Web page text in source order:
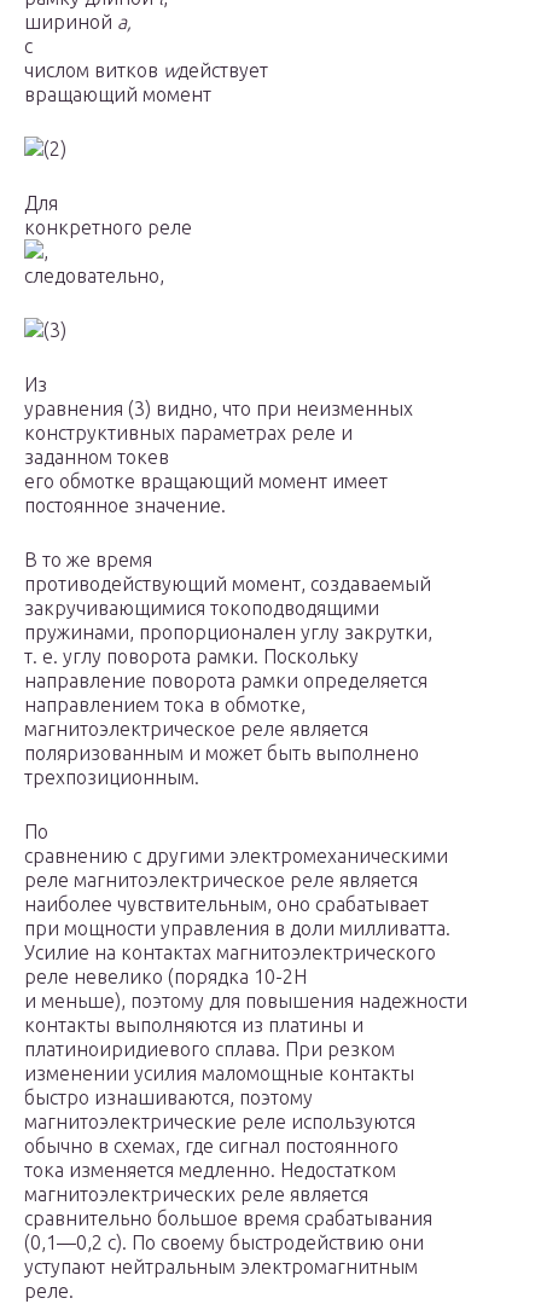
шириной а,
с
числом витков wдействует
вращающий момент
(2)
Для
конкретного реле
,
следовательно,
(3)
Из
уравнения (3) видно, что при неизменных
конструктивных параметрах реле и
заданном токев
его обмотке вращающий момент имеет
постоянное значение.
В то же время
противодействующий момент, создаваемый
закручивающимися токоподводящими
пружинами, пропорционален углу закрутки,
т. е. углу поворота рамки. Поскольку
направление поворота рамки определяется
направлением тока в обмотке,
магнитоэлектрическое реле является
поляризованным и может быть выполнено
трехпозиционным.
По
сравнению с другими электромеханическими
реле магнитоэлектрическое реле является
наиболее чувствительным, оно срабатывает
при мощности управления в доли милливатта.
Усилие на контактах магнитоэлектрического
реле невелико (порядка 10-2Н
и меньше), поэтому для повышения надежности
контакты выполняются из платины и
платиноиридиевого сплава. При резком
изменении усилия маломощные контакты
быстро изнашиваются, поэтому
магнитоэлектрические реле используются
обычно в схемах, где сигнал постоянного
тока изменяется медленно. Недостатком
магнитоэлектрических реле является
сравнительно большое время срабатывания
(0,1—0,2 с). По своему быстродействию они
уступают нейтральным электромагнитным
реле.